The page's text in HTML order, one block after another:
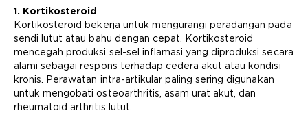
1. Kortikosteroid
Kortikosteroid bekerja untuk mengurangi peradangan pada
sendi lutut atau bahu dengan cepat. Kortikosteroid
mencegah produksi sel-sel inflamasi yang diproduksi secara
alami sebagai respons terhadap cedera akut atau kondisi
kronis. Perawatan intra-artikular paling sering digunakan
untuk mengobati osteoarthritis, asam urat akut, dan
rheumatoid arthritis lutut.